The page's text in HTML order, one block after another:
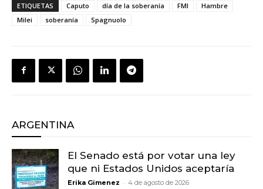
ETIQUETAS Caputo día de la soberanía FMI
Hambre
Milei
soberanía Spagnuolo
ARGENTINA
El Senado está por votar una ley
que ni Estados Unidos aceptaría
Erika Gimenez - 4 de agosto de 2026